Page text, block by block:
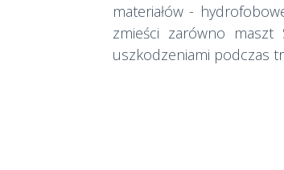
materiałów -
zmieści zarówno
uszkodzeniami podczas